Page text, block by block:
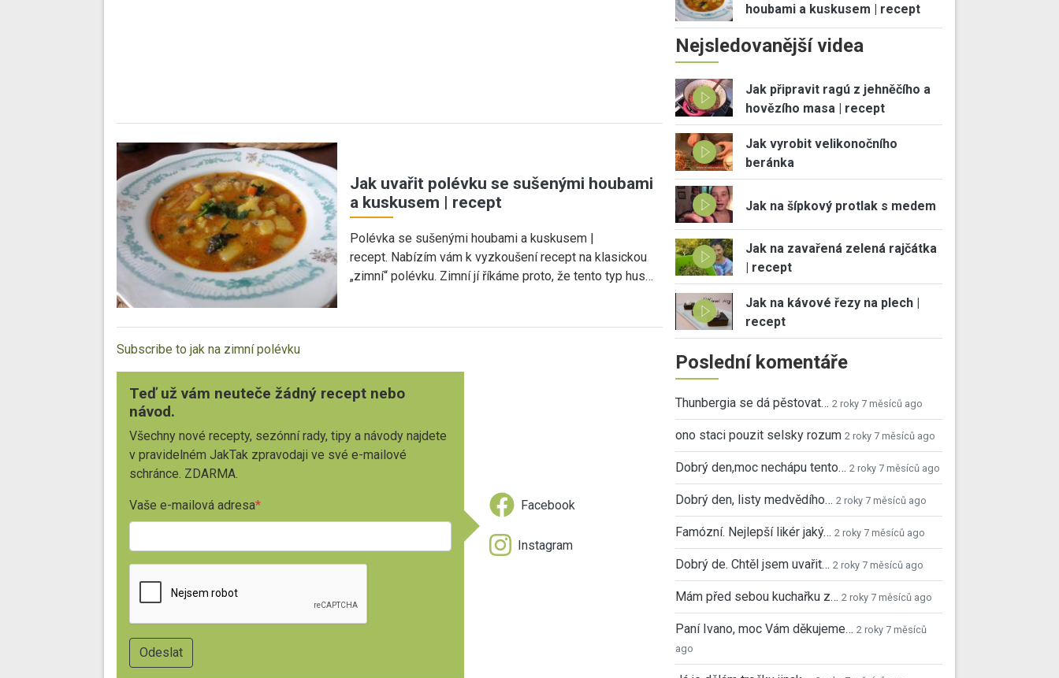
Jak uvařit polévku se sušenými houbami
a kuskusem | recept
Polévka se sušenými houbami a kuskusem |
recept. Nabízím vám k vyzkoušení recept na klasickou
„zimní“ polévku. Zimní jí říkáme proto, že tento typ hus…
Subscribe to jak na zimní polévku
Teď už vám neuteče žádný recept nebo
návod.
Všechny nové recepty, sezónní rady, tipy a návody najdete
v pravidelném JakTak zpravodaji ve své e-mailové
schránce. ZDARMA.
Vaše e-mailová adresa Facebook
Instagram
houbami a kuskusem | recept
Nejsledovanější videa
Jak připravit ragú z jehněčího a
hovězího masa | recept
Jak vyrobit velikonočního
beránka
Jak na šípkový protlak s medem
Jak na zavařená zelená rajčátka
| recept
Jak na kávové řezy na plech |
recept
Poslední komentáře
Thunbergia se dá pěstovat… 2 roky 7 měsíců ago
ono staci pouzit selsky rozum 2 roky 7 měsíců ago
Dobrý den,moc nechápu tento… 2 roky 7 měsíců ago
Dobrý den, listy medvědího… 2 roky 7 měsíců ago
Famózní. Nejlepší likér jaký… 2 roky 7 měsíců ago
Dobrý de. Chtěl jsem uvařit… 2 roky 7 měsíců ago
Mám před sebou kuchařku z… 2 roky 7 měsíců ago
Paní Ivano, moc Vám děkujeme… 2 roky 7 měsíců
ago